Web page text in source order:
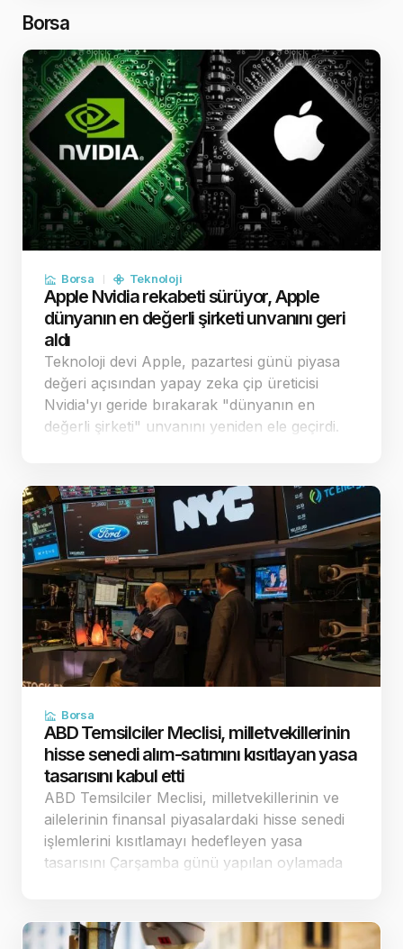
Borsa
Borsa Teknoloji
Apple Nvidia rekabeti sürüyor, Apple
dünyanın en değerli şirketi unvanını geri
aldı
Teknoloji devi Apple, pazartesi günü piyasa
değeri açısından yapay zeka çip üreticisi
Nvidia'yı geride bırakarak "dünyanın en
değerli şirketi" unvanını yeniden ele geçirdi.
pozi…
Borsa
ABD Temsilciler Meclisi, milletvekillerinin
hisse senedi alım-satımını kısıtlayan yasa
tasarısını kabul etti
ABD Temsilciler Meclisi, milletvekillerinin ve
ailelerinin finansal piyasalardaki hisse senedi
işlemlerini kısıtlamayı hedefleyen yasa
tasarısını Çarşamba günü yapılan oylamada
düzenlemeler…